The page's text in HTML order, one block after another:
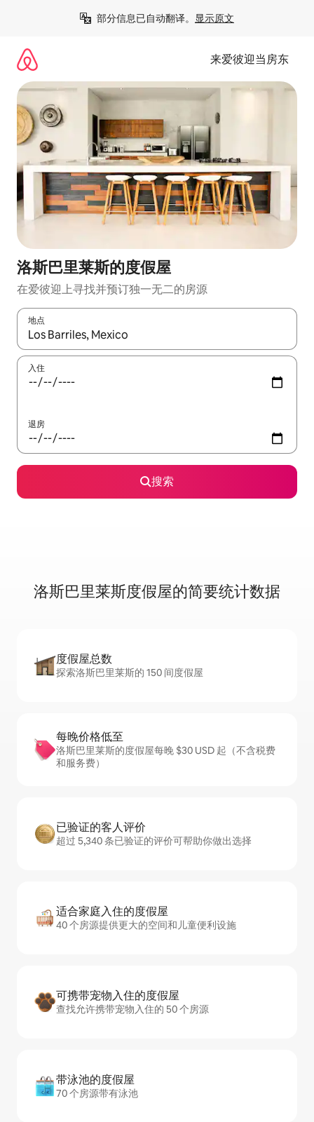
部分信息已自动翻译。 显示原文
来爱彼迎当房东
洛斯巴里莱斯的度假屋
在爱彼迎上寻找并预订独一无二的房源
地点
如有搜索结果，请使用上下方向键查看，或通过点击或滑动手势
入住
退房
搜索
洛斯巴里莱斯度假屋的简要统计数据
度假屋总数
探索洛斯巴里莱斯的 150 间度假屋
每晚价格低至
洛斯巴里莱斯的度假屋每晚 $30 USD 起（不含税费
和服务费）
已验证的客人评价
超过 5,340 条已验证的评价可帮助你做出选择
适合家庭入住的度假屋
40 个房源提供更大的空间和儿童便利设施
可携带宠物入住的度假屋
查找允许携带宠物入住的 50 个房源
带泳池的度假屋
70 个房源带有泳池